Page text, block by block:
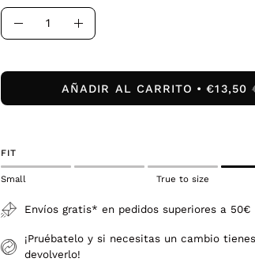
Cantidad
Disminuir
cantidad
Aumentar
cantidad
AÑADIR AL CARRITO €13,50
FIT
Small True to size
Envíos gratis* en pedidos superiores a 50€
¡Pruébatelo y si necesitas un cambio
devolverlo!